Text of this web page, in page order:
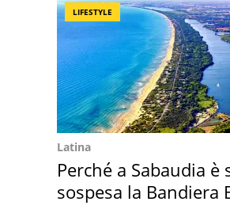
LIFESTYLE
Latina
Perché a Sabaudia è
sospesa la Bandiera